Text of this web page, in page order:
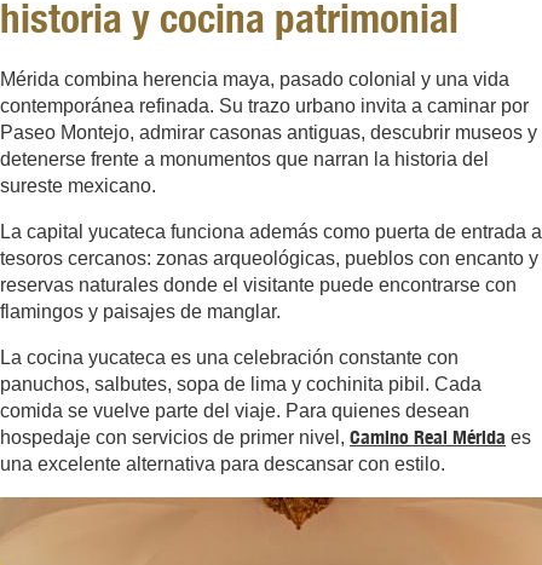
historia y cocina patrimonial
Mérida combina herencia maya, pasado colonial y una vida
contemporánea refinada. Su trazo urbano invita a caminar por
Paseo Montejo, admirar casonas antiguas, descubrir museos y
detenerse frente a monumentos que narran la historia del
sureste mexicano.
La capital yucateca funciona además como puerta de entrada a
tesoros cercanos: zonas arqueológicas, pueblos con encanto y
reservas naturales donde el visitante puede encontrarse con
flamingos y paisajes de manglar.
La cocina yucateca es una celebración constante con
panuchos, salbutes, sopa de lima y cochinita pibil. Cada
comida se vuelve parte del viaje. Para quienes desean
hospedaje con servicios de primer nivel, Camino Real Mérida es
una excelente alternativa para descansar con estilo.